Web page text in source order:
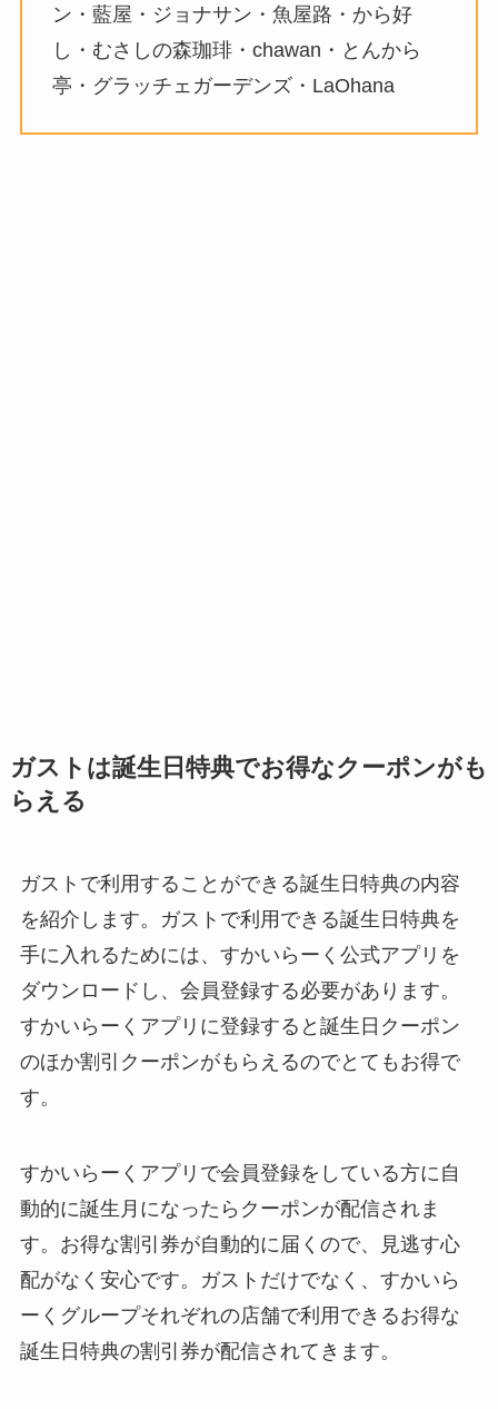
ン・藍屋・ジョナサン・魚屋路・から好
し・むさしの森珈琲・chawan・とんから
亭・グラッチェガーデンズ・LaOhana
ガストは誕生日特典でお得なクーポンがも
らえる
ガストで利用することができる誕生日特典の内容
を紹介します。ガストで利用できる誕生日特典を
手に入れるためには、すかいらーく公式アプリを
ダウンロードし、会員登録する必要があります。
すかいらーくアプリに登録すると誕生日クーポン
のほか割引クーポンがもらえるのでとてもお得で
す。
すかいらーくアプリで会員登録をしている方に自
動的に誕生月になったらクーポンが配信されま
す。お得な割引券が自動的に届くので、見逃す心
配がなく安心です。ガストだけでなく、すかいら
ーくグループそれぞれの店舗で利用できるお得な
誕生日特典の割引券が配信されてきます。